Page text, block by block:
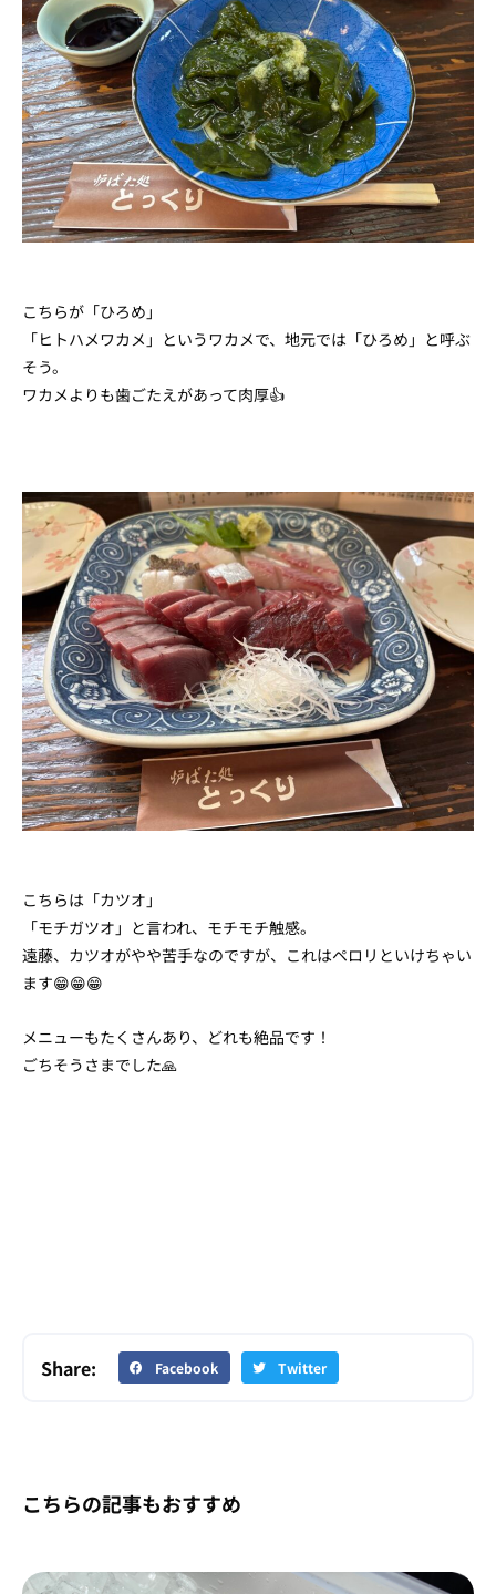
こちらが「ひろめ」
「ヒトハメワカメ」というワカメで、地元では「ひろめ」と呼ぶ
そう。
ワカメよりも歯ごたえがあって肉厚👍
こちらは「カツオ」
「モチガツオ」と言われ、モチモチ触感。
遠藤、カツオがやや苦手なのですが、これはペロリといけちゃい
ます😁😁😁
メニューもたくさんあり、どれも絶品です！
ごちそうさまでした🙏
Share: Facebook Twitter
こちらの記事もおすすめ